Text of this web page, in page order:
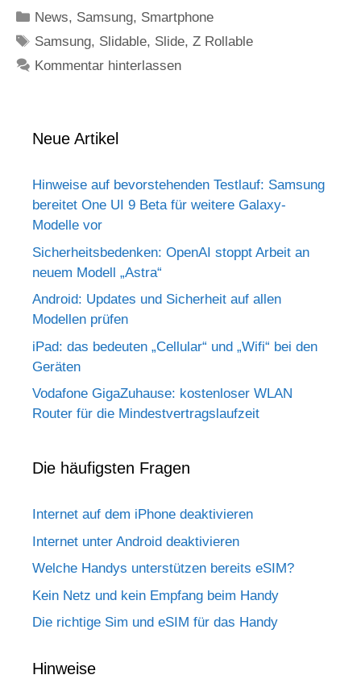
Kategorien
News, Samsung, Smartphone
Schlagwörter
Samsung, Slidable, Slide,Z Rollable
Kommentar hinterlassen
Neue Artikel
Hinweise auf bevorstehenden Testlauf: Samsung
bereitet One UI 9 Beta für weitere Galaxy-
Modelle vor
Sicherheitsbedenken: OpenAI stoppt Arbeit an
neuem Modell „Astra“
Android: Updates und Sicherheit auf allen
Modellen prüfen
iPad: das bedeuten „Cellular“ und „Wifi“ bei den
Geräten
Vodafone GigaZuhause: kostenloser WLAN
Router für die Mindestvertragslaufzeit
Die häufigsten Fragen
Internet auf dem iPhone deaktivieren
Internet unter Android deaktivieren
Welche Handys unterstützen bereits eSIM?
Kein Netz und kein Empfang beim Handy
Die richtige Sim und eSIM für das Handy
Hinweise